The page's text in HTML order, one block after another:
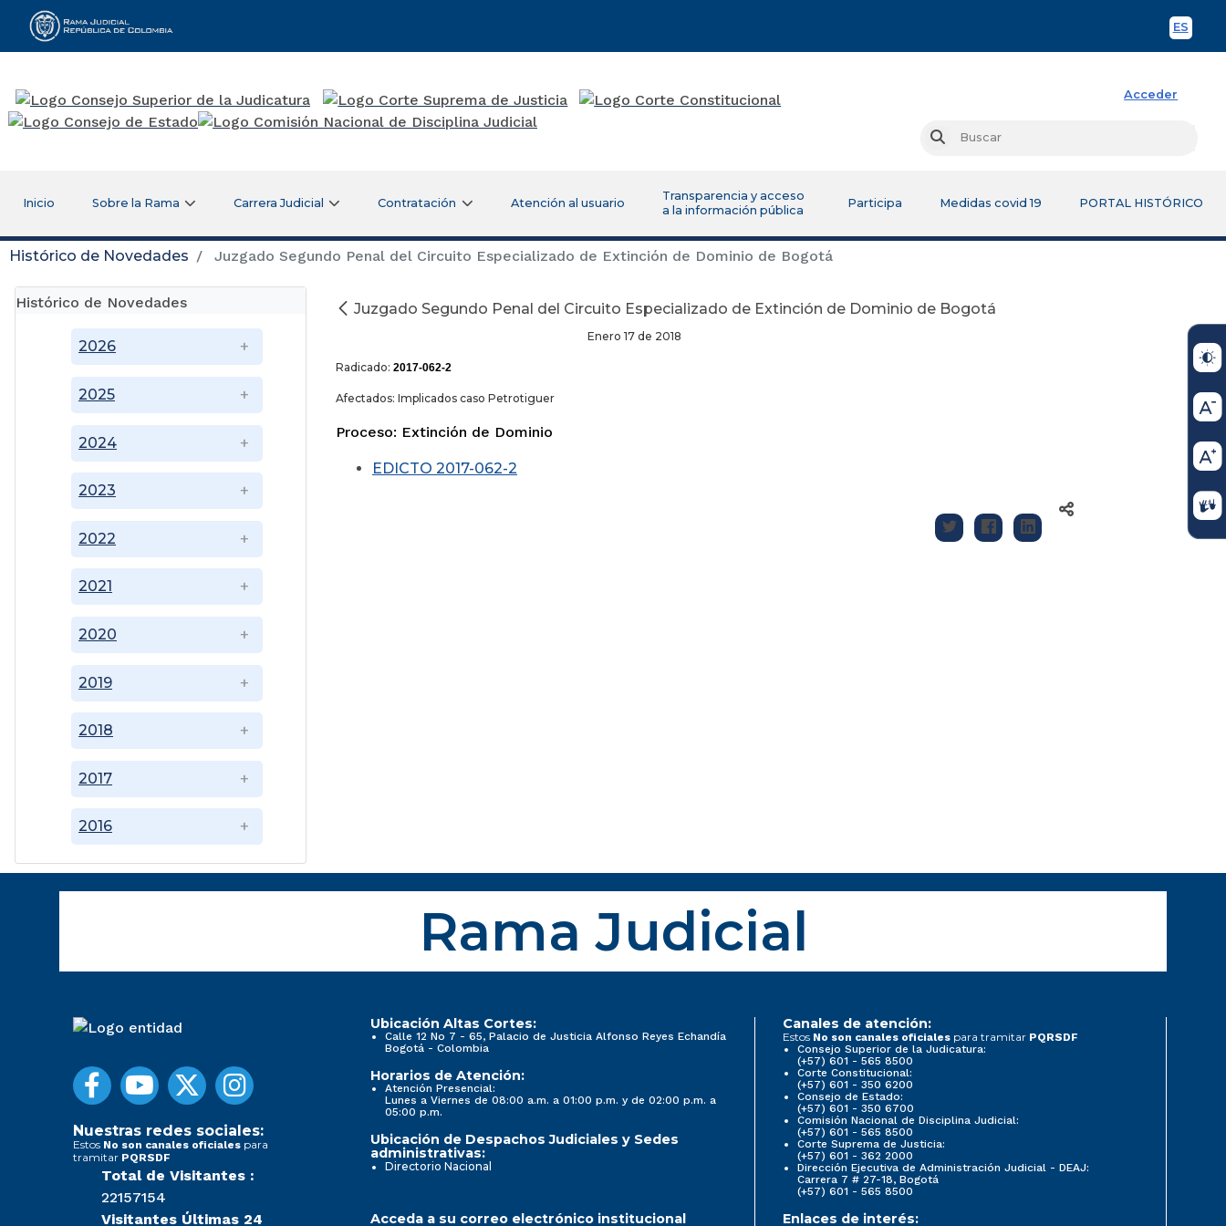
ES
Rama Judicial
Acceder
Buscar
Inicio Sobre la Rama Carrera Judicial Contratación Atención al usuario
Transparencia y acceso
a la información pública
Participa Medidas covid 19 PORTAL HISTÓRICO
Histórico de Novedades Juzgado Segundo Penal del Circuito Especializado de Extinción de Dominio de Bogotá
Histórico de Novedades
2016
2017
2018
2019
2020
2021
2022
2023
2024
2025
2026
Juzgado Segundo Penal del Circuito Especializado de Extinción de Dominio de Bogotá
Enero 17 de 2018
Radicado: 2017-062-2
Afectados: Implicados caso Petrotiguer
Proceso: Extinción de Dominio
EDICTO 2017-062-2
Rama Judicial
Nuestras redes sociales:
Estos No son canales oficiales para
tramitar PQRSDF
Total de Visitantes :
22157154
Visitantes Últimas 24
Ubicación Altas Cortes:
Calle 12 No 7 - 65, Palacio de Justicia Alfonso Reyes Echandía
Bogotá - Colombia
Horarios de Atención:
Atención Presencial:
Lunes a Viernes de 08:00 a.m. a 01:00 p.m. y de 02:00 p.m. a
05:00 p.m.
Ubicación de Despachos Judiciales y Sedes
administrativas:
Directorio Nacional
Canales de atención:
Estos No son canales oficiales para tramitar PQRSDF
Consejo Superior de la Judicatura:
(+57) 601 - 565 8500
Corte Constitucional:
(+57) 601 - 350 6200
Consejo de Estado:
(+57) 601 - 350 6700
Comisión Nacional de Disciplina Judicial:
(+57) 601 - 565 8500
Corte Suprema de Justicia:
(+57) 601 - 362 2000
Dirección Ejecutiva de Administración Judicial - DEAJ:
Carrera 7 # 27-18, Bogotá
(+57) 601 - 565 8500
Acceda a su correo electrónico institucional Enlaces de interés: